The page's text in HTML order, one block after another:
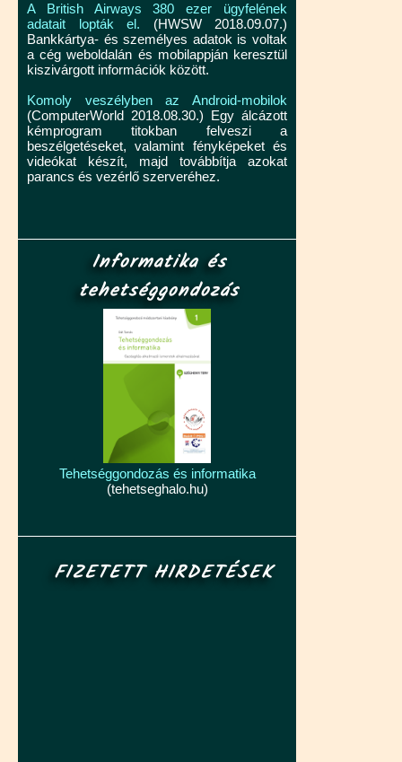
A British Airways 380 ezer ügyfelének
adatait lopták el. (HWSW 2018.09.07.)
Bankkártya- és személyes adatok is voltak
a cég weboldalán és mobilappján keresztül
kiszivárgott információk között.
Komoly veszélyben az Android-mobilok
(ComputerWorld 2018.08.30.) Egy álcázott
kémprogram titokban felveszi a
beszélgetéseket, valamint fényképeket és
videókat készít, majd továbbítja azokat
parancs és vezérlő szerveréhez.
Informatika és
tehetséggondozás
Tehetséggondozás és informatika
(tehetseghalo.hu)
FIZETETT HIRDETÉSEK